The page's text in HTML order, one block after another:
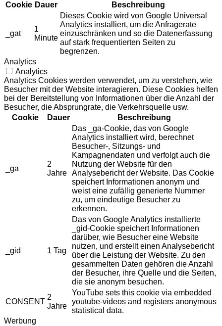
Cookie Dauer Beschreibung
_gat
1
Minute
Dieses Cookie wird von Google Universal
Analytics installiert, um die Anfragerate
einzuschränken und so die Datenerfassung
auf stark frequentierten Seiten zu
begrenzen.
Analytics
Analytics
Analytics Cookies werden verwendet, um zu verstehen, wie
Besucher mit der Website interagieren. Diese Cookies helfen
bei der Bereitstellung von Informationen über die Anzahl der
Besucher, die Absprungrate, die Verkehrsquelle usw.
Cookie
Dauer Beschreibung
_ga
2
Jahre
Das _ga-Cookie, das von Google
Analytics installiert wird, berechnet
Besucher-, Sitzungs- und
Kampagnendaten und verfolgt auch die
Nutzung der Website für den
Analysebericht der Website. Das Cookie
speichert Informationen anonym und
weist eine zufällig generierte Nummer
zu, um eindeutige Besucher zu
erkennen.
_gid 1 Tag
Das von Google Analytics installierte
_gid-Cookie speichert Informationen
darüber, wie Besucher eine Website
nutzen, und erstellt einen Analysebericht
über die Leistung der Website. Zu den
gesammelten Daten gehören die Anzahl
der Besucher, ihre Quelle und die Seiten,
die sie anonym besuchen.
CONSENT
2
Jahre
YouTube sets this cookie via embedded
youtube-videos and registers anonymous
statistical data.
Werbung